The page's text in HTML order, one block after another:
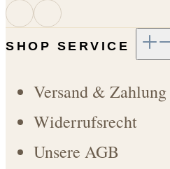
SHOP SERVICE
Versand & Zahlung
Widerrufsrecht
Unsere AGB